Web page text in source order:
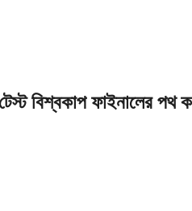
টেস্ট বিশ্বকাপ ফাইনালের পথ